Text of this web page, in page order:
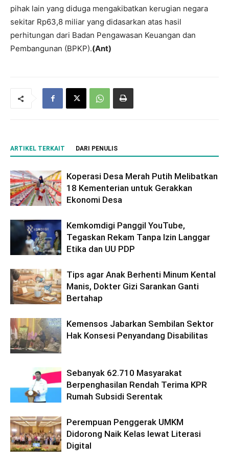
pihak lain yang diduga mengakibatkan kerugian negara
sekitar Rp63,8 miliar yang didasarkan atas hasil
perhitungan dari Badan Pengawasan Keuangan dan
Pembangunan (BPKP).(Ant)
ARTIKEL TERKAIT DARI PENULIS
Koperasi Desa Merah Putih Melibatkan
18 Kementerian untuk Gerakkan
Ekonomi Desa
Kemkomdigi Panggil YouTube,
Tegaskan Rekam Tanpa Izin Langgar
Etika dan UU PDP
Tips agar Anak Berhenti Minum Kental
Manis, Dokter Gizi Sarankan Ganti
Bertahap
Kemensos Jabarkan Sembilan Sektor
Hak Konsesi Penyandang Disabilitas
Sebanyak 62.710 Masyarakat
Berpenghasilan Rendah Terima KPR
Rumah Subsidi Serentak
Perempuan Penggerak UMKM
Didorong Naik Kelas lewat Literasi
Digital